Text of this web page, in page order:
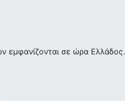
εμφανίζονται σε ώρα Ελλάδος.